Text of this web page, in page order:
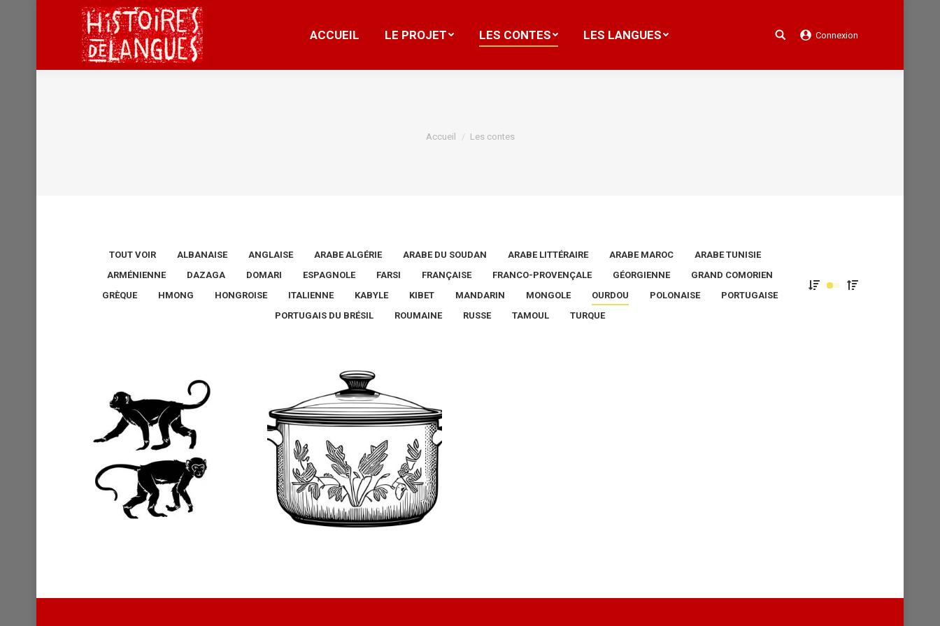
ACCUEIL LE PROJET LES CONTES LES LANGUES Search: Connexion
Vous êtes ici :
Accueil Les contes
TOUT VOIR ALBANAISE ANGLAISE ARABE ALGÉRIE ARABE DU SOUDAN ARABE LITTÉRAIRE ARABE MAROC
ARABE TUNISIE
ARMÉNIENNE
DAZAGA DOMARI ESPAGNOLE FARSI FRANÇAISE FRANCO-PROVENÇALE GÉORGIENNE
GRAND COMORIEN
GRÈQUE
HMONG HONGROISE ITALIENNE KABYLE KIBET MANDARIN MONGOLE OURDOU POLONAISE
PORTUGAISE
PORTUGAIS DU BRÉSIL
ROUMAINE RUSSE TAMOUL TURQUE
ACCUEIL LE PROJET LES CONTES LES LANGUES Search: